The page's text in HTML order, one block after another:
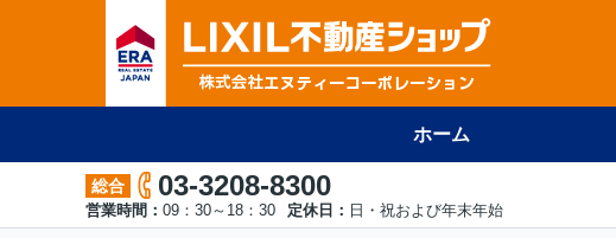
ホーム
総合 03-3208-8300
営業時間： 09：30～18：30 定休日： 日・祝および年末年始